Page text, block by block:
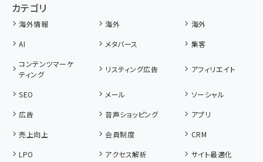
カテゴリ
海外情報 海外
海外
AI
メタバース
集客
コンテンツマーケ
ティング
リスティング広告 アフィリエイト
SEO メール
ソーシャル
広告
音声ショッピング
アプリ
売上向上
会員制度
CRM
LPO
アクセス解析
サイト最適化